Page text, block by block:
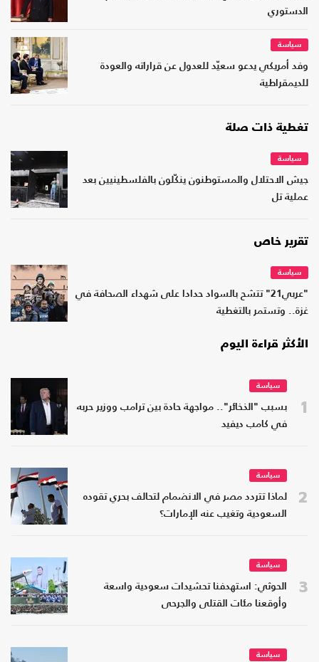
الدستوري
سياسة
وفد أمريكي يدعو سعيّد للعدول عن قراراته والعودة
للديمقراطية
تغطية ذات صلة
سياسة
جيش الاحتلال والمستوطنون ينكّلون بالفلسطينيين بعد
عملية تل
تقرير خاص
سياسة
"عربي21" تتشح بالسواد حدادا على شهداء الصحافة في
غزة.. وتستمر بالتغطية
الأكثر قراءة اليوم
1
سياسة
بسبب "الذخائر".. مواجهة حادة بين ترامب ووزير حربه
في كامب ديفيد
2
سياسة
لماذا تتردد مصر في الانضمام لتحالف بحري تقوده
السعودية وتغيب عنه الإمارات؟
3
سياسة
الحوثي: استهدفنا تحشيدات سعودية واسعة
وأوقعنا مئات القتلى والجرحى
سياسة